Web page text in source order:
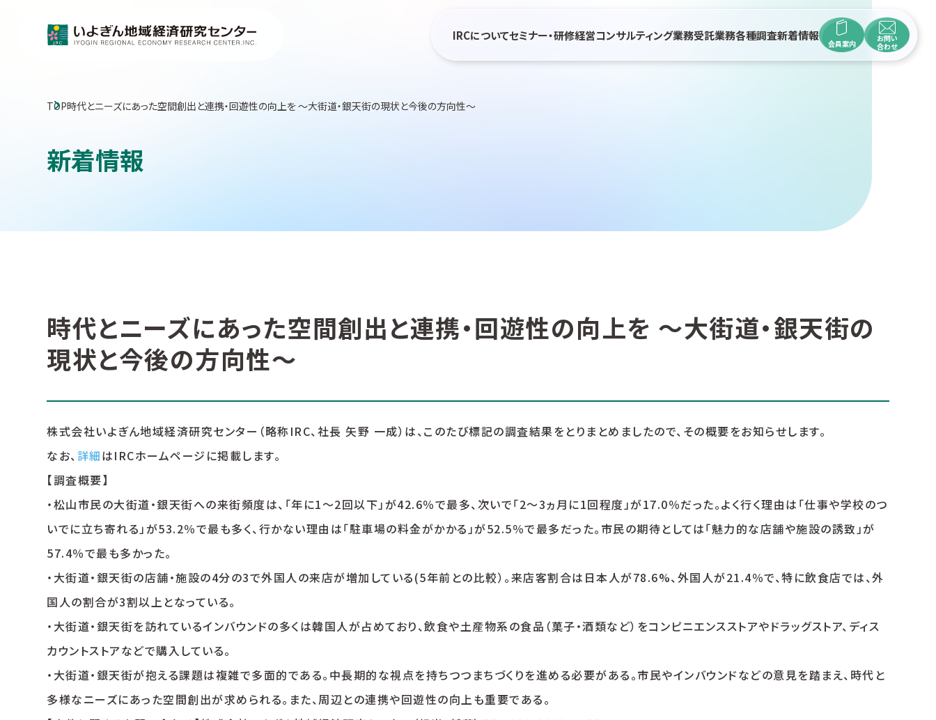
IRCについてセミナー・研修経営コンサルティング業務受託業務各種調査新着情報
会員案内
お問い
合わせ
TOP時代とニーズにあった空間創出と連携・回遊性の向上を ～大街道・銀天街の現状と今後の方向性～
新着情報
時代とニーズにあった空間創出と連携・回遊性の向上を ～大街道・銀天街の
現状と今後の方向性～
株式会社いよぎん地域経済研究センター（略称IRC、社長 矢野 一成）は、このたび標記の調査結果をとりまとめましたので、その概要をお知らせします。
なお、詳細はIRCホームページに掲載します。
【調査概要】
・松山市民の大街道・銀天街への来街頻度は、「年に1～2回以下」が42.6％で最多、次いで「2～3ヵ月に1回程度」が17.0％だった。よく行く理由は「仕事や学校のつ
いでに立ち寄れる」が53.2％で最も多く、行かない理由は「駐車場の料金がかかる」が52.5％で最多だった。市民の期待としては「魅力的な店舗や施設の誘致」が
57.4％で最も多かった。
・大街道・銀天街の店舗・施設の4分の3で外国人の来店が増加している(5年前との比較）。来店客割合は日本人が78.6%、外国人が21.4％で、特に飲食店では、外
国人の割合が3割以上となっている。
・大街道・銀天街を訪れているインバウンドの多くは韓国人が占めており、飲食や土産物系の食品（菓子・酒類など）をコンピニエンスストアやドラッグストア、ディス
カウントストアなどで購入している。
・大街道・銀天街が抱える課題は複雑で多面的である。中長期的な視点を持ちつつまちづくりを進める必要がある。市民やインバウンドなどの意見を踏まえ、時代と
多様なニーズにあった空間創出が求められる。また、周辺との連携や回遊性の向上も重要である。